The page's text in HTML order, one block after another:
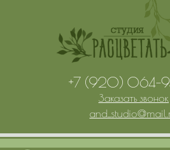
+7 (920) 064-
Заказать звонок
and_studio@